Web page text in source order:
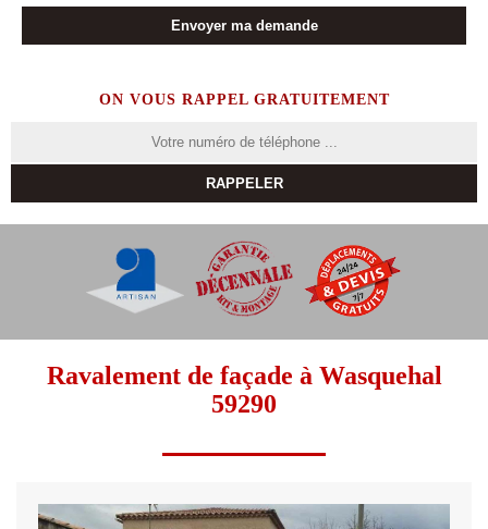
ON VOUS RAPPEL GRATUITEMENT
Ravalement de façade à Wasquehal
59290